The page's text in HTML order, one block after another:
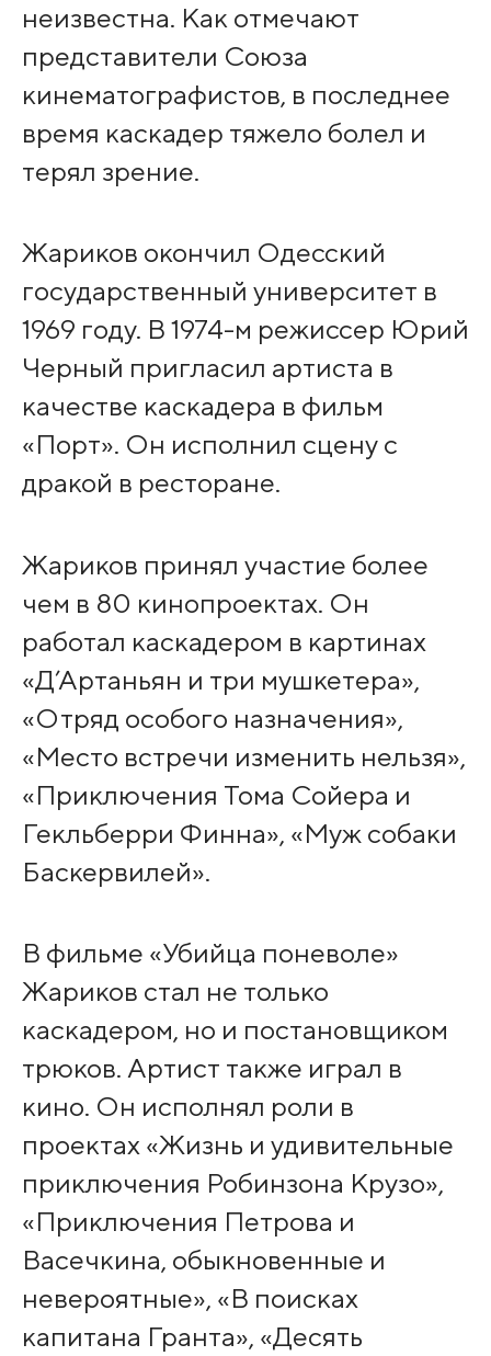
неизвестна. Как отмечают
представители Союза
кинематографистов, в последнее
время каскадер тяжело болел и
терял зрение.
Жариков окончил Одесский
государственный университет в
1969 году. В 1974-м режиссер Юрий
Черный пригласил артиста в
качестве каскадера в фильм
«Порт». Он исполнил сцену с
дракой в ресторане.
Жариков принял участие более
чем в 80 кинопроектах. Он
работал каскадером в картинах
«Д’Артаньян и три мушкетера»,
«Отряд особого назначения»,
«Место встречи изменить нельзя»,
«Приключения Тома Сойера и
Гекльберри Финна», «Муж собаки
Баскервилей».
В фильме «Убийца поневоле»
Жариков стал не только
каскадером, но и постановщиком
трюков. Артист также играл в
кино. Он исполнял роли в
проектах «Жизнь и удивительные
приключения Робинзона Крузо»,
«Приключения Петрова и
Васечкина, обыкновенные и
невероятные», «В поисках
капитана Гранта», «Десять